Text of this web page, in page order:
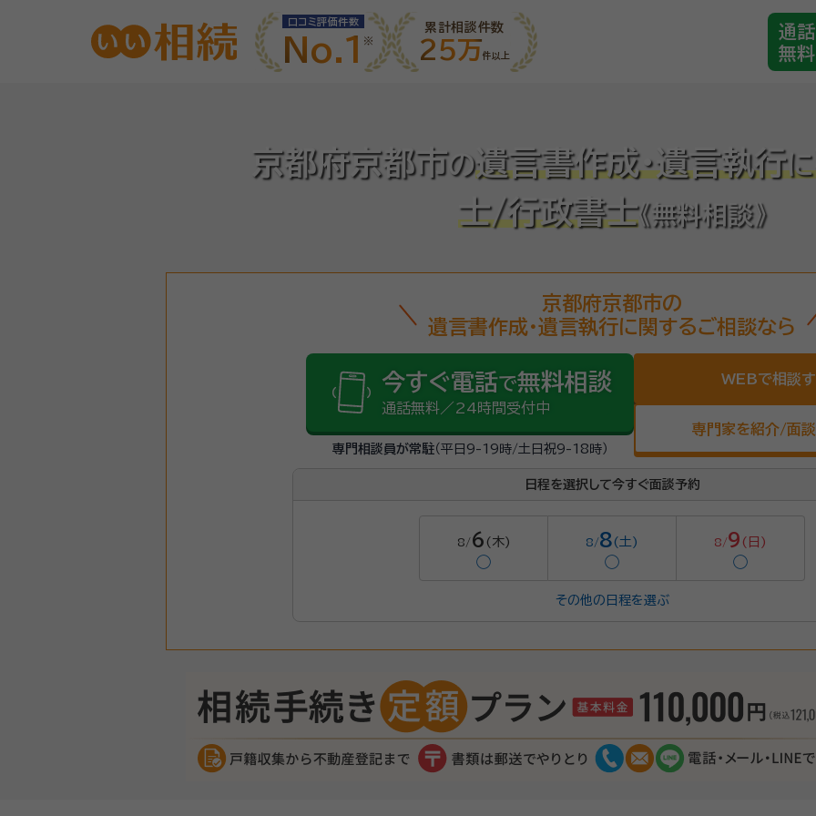
口コミ評価件数
No.1
累計相談件数
25万件以上
通話
無料
京都府京都市の遺言書作成・遺言執行に
士/行政書士《無料相談》
京都府京都市の
遺言書作成・遺言執行に関するご相談なら
今すぐ電話で無料相談
通話無料／24時間受付中
専門相談員が常駐（平日9-19時/土日祝9-18時）
WEBで相談
専門家を紹介/面
日程を選択して今すぐ面談予約
8/6 (木)
◯
8/8(土)
◯
8/9 (日)
◯
その他の日程を選ぶ